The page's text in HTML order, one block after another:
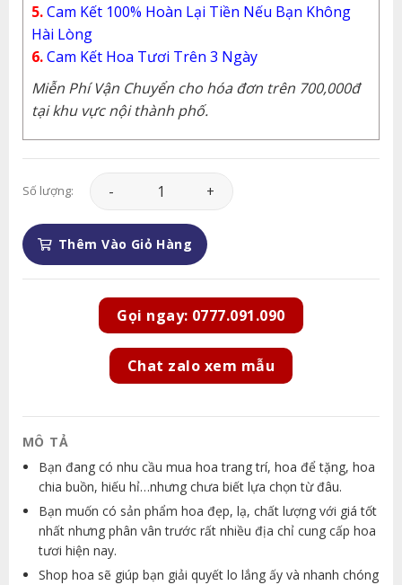
5.Cam Kết 100% Hoàn Lại Tiền Nếu Bạn Không
Hài Lòng
6.Cam Kết Hoa Tươi Trên 3 Ngày
Miễn Phí Vận Chuyển cho hóa đơn trên 700,000đ
tại khu vực nội thành phố.
Số lượng: Hoa Khai Trương - HKT064 số lượng
Thêm Vào Giỏ Hàng
Gọi ngay: 0777.091.090
Chat zalo xem mẫu
MÔ TẢ
Bạn đang có nhu cầu mua hoa trang trí, hoa để tặng, hoa
chia buồn, hiếu hỉ…nhưng chưa biết lựa chọn từ đâu.
Bạn muốn có sản phẩm hoa đẹp, lạ, chất lượng với giá tốt
nhất nhưng phân vân trước rất nhiều địa chỉ cung cấp hoa
tươi hiện nay.
Shop hoa sẽ giúp bạn giải quyết lo lắng ấy và nhanh chóng